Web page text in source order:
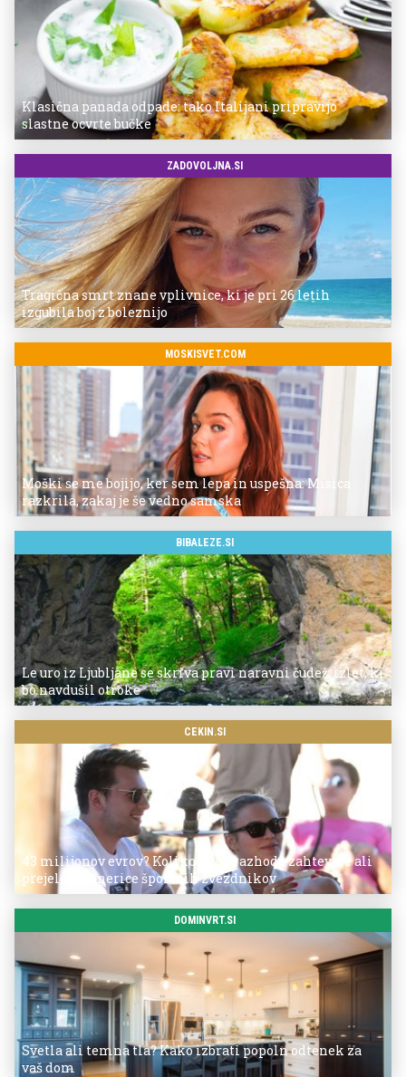
Klasična panada odpade: tako Italijani pripravijo
slastne ocvrte bučke
ZADOVOLJNA.SI
Tragična smrt znane vplivnice, ki je pri 26 letih
izgubila boj z boleznijo
MOSKISVET.COM
Moški se me bojijo, ker sem lepa in uspešna: Misica
razkrila, zakaj je še vedno samska
BIBALEZE.SI
Le uro iz Ljubljane se skriva pravi naravni čudež: izlet, ki
bo navdušil otroke
CEKIN.SI
43 milijonov evrov? Koliko so po razhodu zahtevale ali
prejele partnerice športnih zvezdnikov
DOMINVRT.SI
Svetla ali temna tla? Kako izbrati popoln odtenek za
vaš dom